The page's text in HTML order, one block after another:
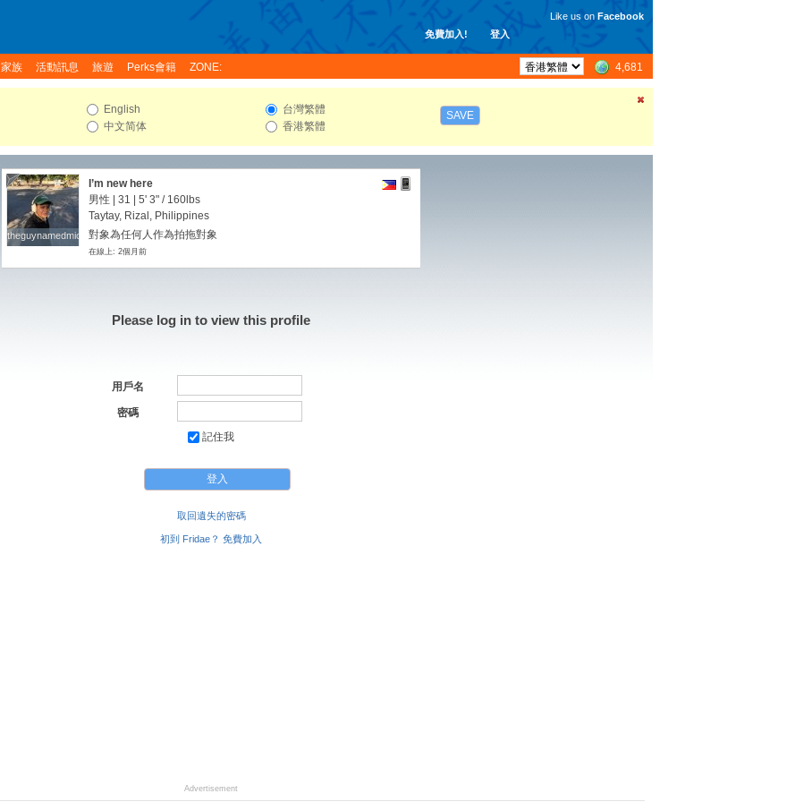
免費加入! 登入
Like us on Facebook
家族 活動訊息 旅遊 Perks會籍 ZONE: 4,681
English
中文简体
台灣繁體
香港繁體
SAVE
theguynamedmicco
theguynamedmicco
I’m new here
男性 | 31 | 5' 3" / 160lbs
Taytay, Rizal, Philippines
對象為任何人作為拍拖對象
在線上: 2個月前
Please log in to view this profile
用戶名
密碼
記住我
取回遺失的密碼
初到 Fridae？ 免費加入
Advertisement